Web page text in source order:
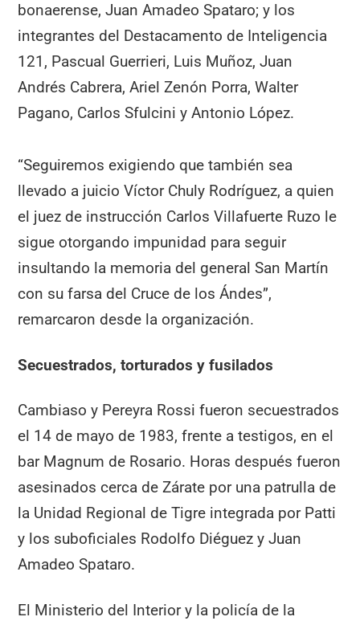
bonaerense, Juan Amadeo Spataro; y los
integrantes del Destacamento de Inteligencia
121, Pascual Guerrieri, Luis Muñoz, Juan
Andrés Cabrera, Ariel Zenón Porra, Walter
Pagano, Carlos Sfulcini y Antonio López.
“Seguiremos exigiendo que también sea
llevado a juicio Víctor Chuly Rodríguez, a quien
el juez de instrucción Carlos Villafuerte Ruzo le
sigue otorgando impunidad para seguir
insultando la memoria del general San Martín
con su farsa del Cruce de los Ándes”,
remarcaron desde la organización.
Secuestrados, torturados y fusilados
Cambiaso y Pereyra Rossi fueron secuestrados
el 14 de mayo de 1983, frente a testigos, en el
bar Magnum de Rosario. Horas después fueron
asesinados cerca de Zárate por una patrulla de
la Unidad Regional de Tigre integrada por Patti
y los suboficiales Rodolfo Diéguez y Juan
Amadeo Spataro.
El Ministerio del Interior y la policía de la